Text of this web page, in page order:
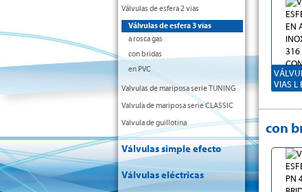
Válvulas de esfera 2 vias
Válvulas de esfera 3 vias
a rosca gas
con bridas
en PVC
Valvulas de mariposa serie TUNING
Valvula de mariposa serie CLASSIC
Valvula de guillotina
Válvulas simple efecto
Válvulas eléctricas
VIAS L
ISO 7-
VIAS L
con